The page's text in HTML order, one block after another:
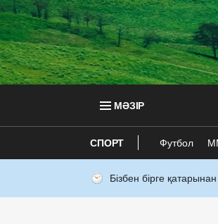
МӘЗІР
СПОРТ Футбол
Бізбен бірге